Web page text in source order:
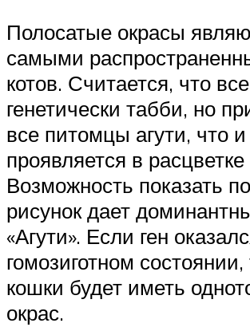
Полосатые окрасы
самыми
котов. Считается, что
генетически табби, но
все питомцы агути, что и
проявляется в
Возможность показать
рисунок дает
«Агути». Если ген
гомозиготном
кошки будет иметь
окрас.